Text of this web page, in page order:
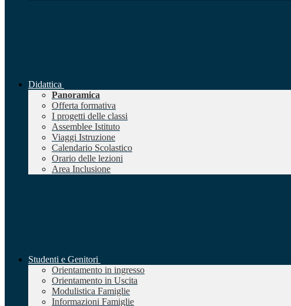
Didattica
Panoramica
Offerta formativa
I progetti delle classi
Assemblee Istituto
Viaggi Istruzione
Calendario Scolastico
Orario delle lezioni
Area Inclusione
Studenti e Genitori
Orientamento in ingresso
Orientamento in Uscita
Modulistica Famiglie
Informazioni Famiglie